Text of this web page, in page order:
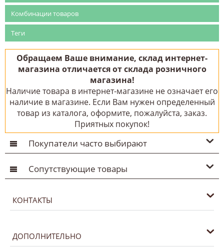
Комбинации товаров
Теги
Обращаем Ваше внимание, склад интернет-
магазина отличается от склада розничного
магазина!
Наличие товара в интернет-магазине не означает его
наличие в магазине. Если Вам нужен определенный
товар из каталога, оформите, пожалуйста, заказ.
Приятных покупок!
Покупатели часто выбирают
Сопутствующие товары
КОНТАКТЫ
ДОПОЛНИТЕЛЬНО